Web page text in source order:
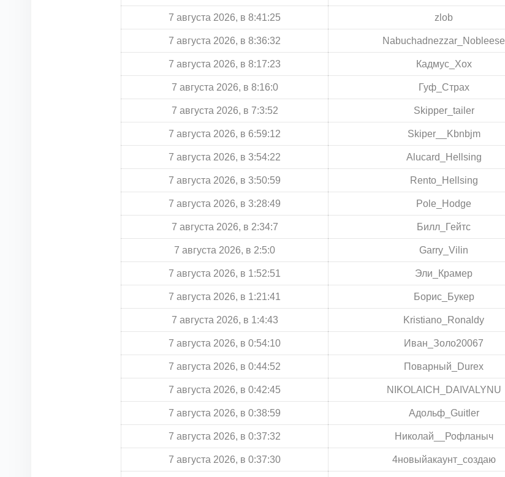
7 августа 2026, в 8:41:25 zlob
7 августа 2026, в 8:36:32 Nabuchadnezzar_Nobleese
7 августа 2026, в 8:17:23 Кадмус_Хох
7 августа 2026, в 8:16:0 Гуф_Страх
7 августа 2026, в 7:3:52 Skipper_tailer
7 августа 2026, в 6:59:12 Skiper__Kbnbjm
7 августа 2026, в 3:54:22 Alucard_Hellsing
7 августа 2026, в 3:50:59 Rento_Hellsing
7 августа 2026, в 3:28:49 Pole_Hodge
7 августа 2026, в 2:34:7 Билл_Гейтс
7 августа 2026, в 2:5:0 Garry_Vilin
7 августа 2026, в 1:52:51 Эли_Крамер
7 августа 2026, в 1:21:41 Борис_Букер
7 августа 2026, в 1:4:43 Kristiano_Ronaldy
7 августа 2026, в 0:54:10 Иван_Золо20067
7 августа 2026, в 0:44:52 Поварный_Durex
7 августа 2026, в 0:42:45 NIKOLAICH_DAIVALYNU
7 августа 2026, в 0:38:59 Адольф_Guitler
7 августа 2026, в 0:37:32 Николай__Рофланыч
7 августа 2026, в 0:37:30 4новыйакаунт_создаю